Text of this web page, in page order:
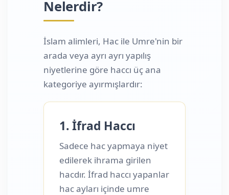
Nelerdir?
İslam alimleri, Hac ile Umre'nin bir
arada veya ayrı ayrı yapılış
niyetlerine göre haccı üç ana
kategoriye ayırmışlardır:
1. İfrad Haccı
Sadece hac yapmaya niyet
edilerek ihrama girilen
hacdır. İfrad haccı yapanlar
hac ayları içinde umre